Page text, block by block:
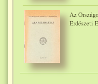
Az
Erdészeti